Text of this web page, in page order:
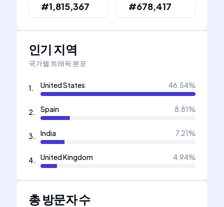
#1,815,367 #678,417
인기 지역
국가별 트래픽 분포
1. United States 46.54%
2. Spain 8.81%
3. India 7.21%
4. United Kingdom 4.94%
총 방문자 수